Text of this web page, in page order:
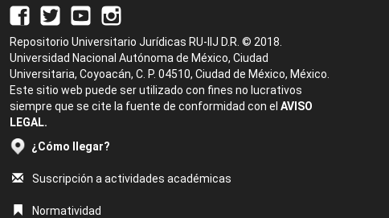
Repositorio Universitario Jurídicas RU-IIJ D.R. © 2018.
Universidad Nacional Autónoma de México, Ciudad
Universitaria, Coyoacán, C. P. 04510, Ciudad de México, México.
Este sitio web puede ser utilizado con fines no lucrativos
siempre que se cite la fuente de conformidad con el AVISO
LEGAL.
¿Cómo llegar?
Suscripción a actividades académicas
Normatividad